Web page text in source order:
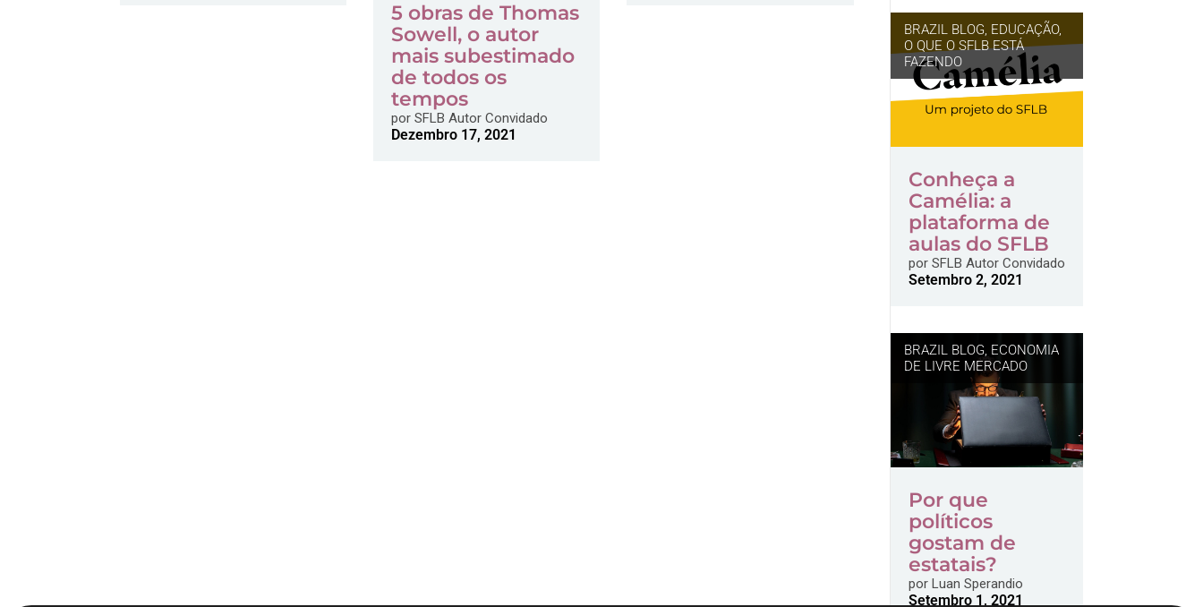
5 obras de Thomas
Sowell, o autor
mais subestimado
de todos os
tempos
por SFLB Autor Convidado
Dezembro 17, 2021
BRAZIL BLOG, EDUCAÇÃO,
O QUE O SFLB ESTÁ
FAZENDO
Conheça a
Camélia: a
plataforma de
aulas do SFLB
porSFLB Autor Convidado
Setembro 2, 2021
BRAZIL BLOG, ECONOMIA
DE LIVRE MERCADO
Por que
políticos
gostam de
estatais?
porLuan Sperandio
Setembro 1, 2021